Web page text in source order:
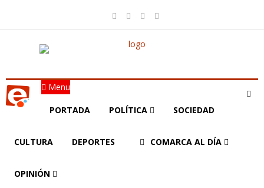
Menu
PORTADA POLÍTICA SOCIEDAD
CULTURA DEPORTES COMARCA AL DÍA
OPINIÓN